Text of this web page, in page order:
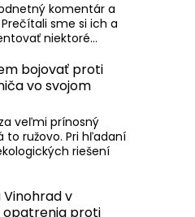
komentár a
sme si ich a
niektoré…
bojovať proti
vo svojom
veľmi prínosný
to ružovo. Pri hľadaní
riešení
Vinohrad v
opatrenia proti